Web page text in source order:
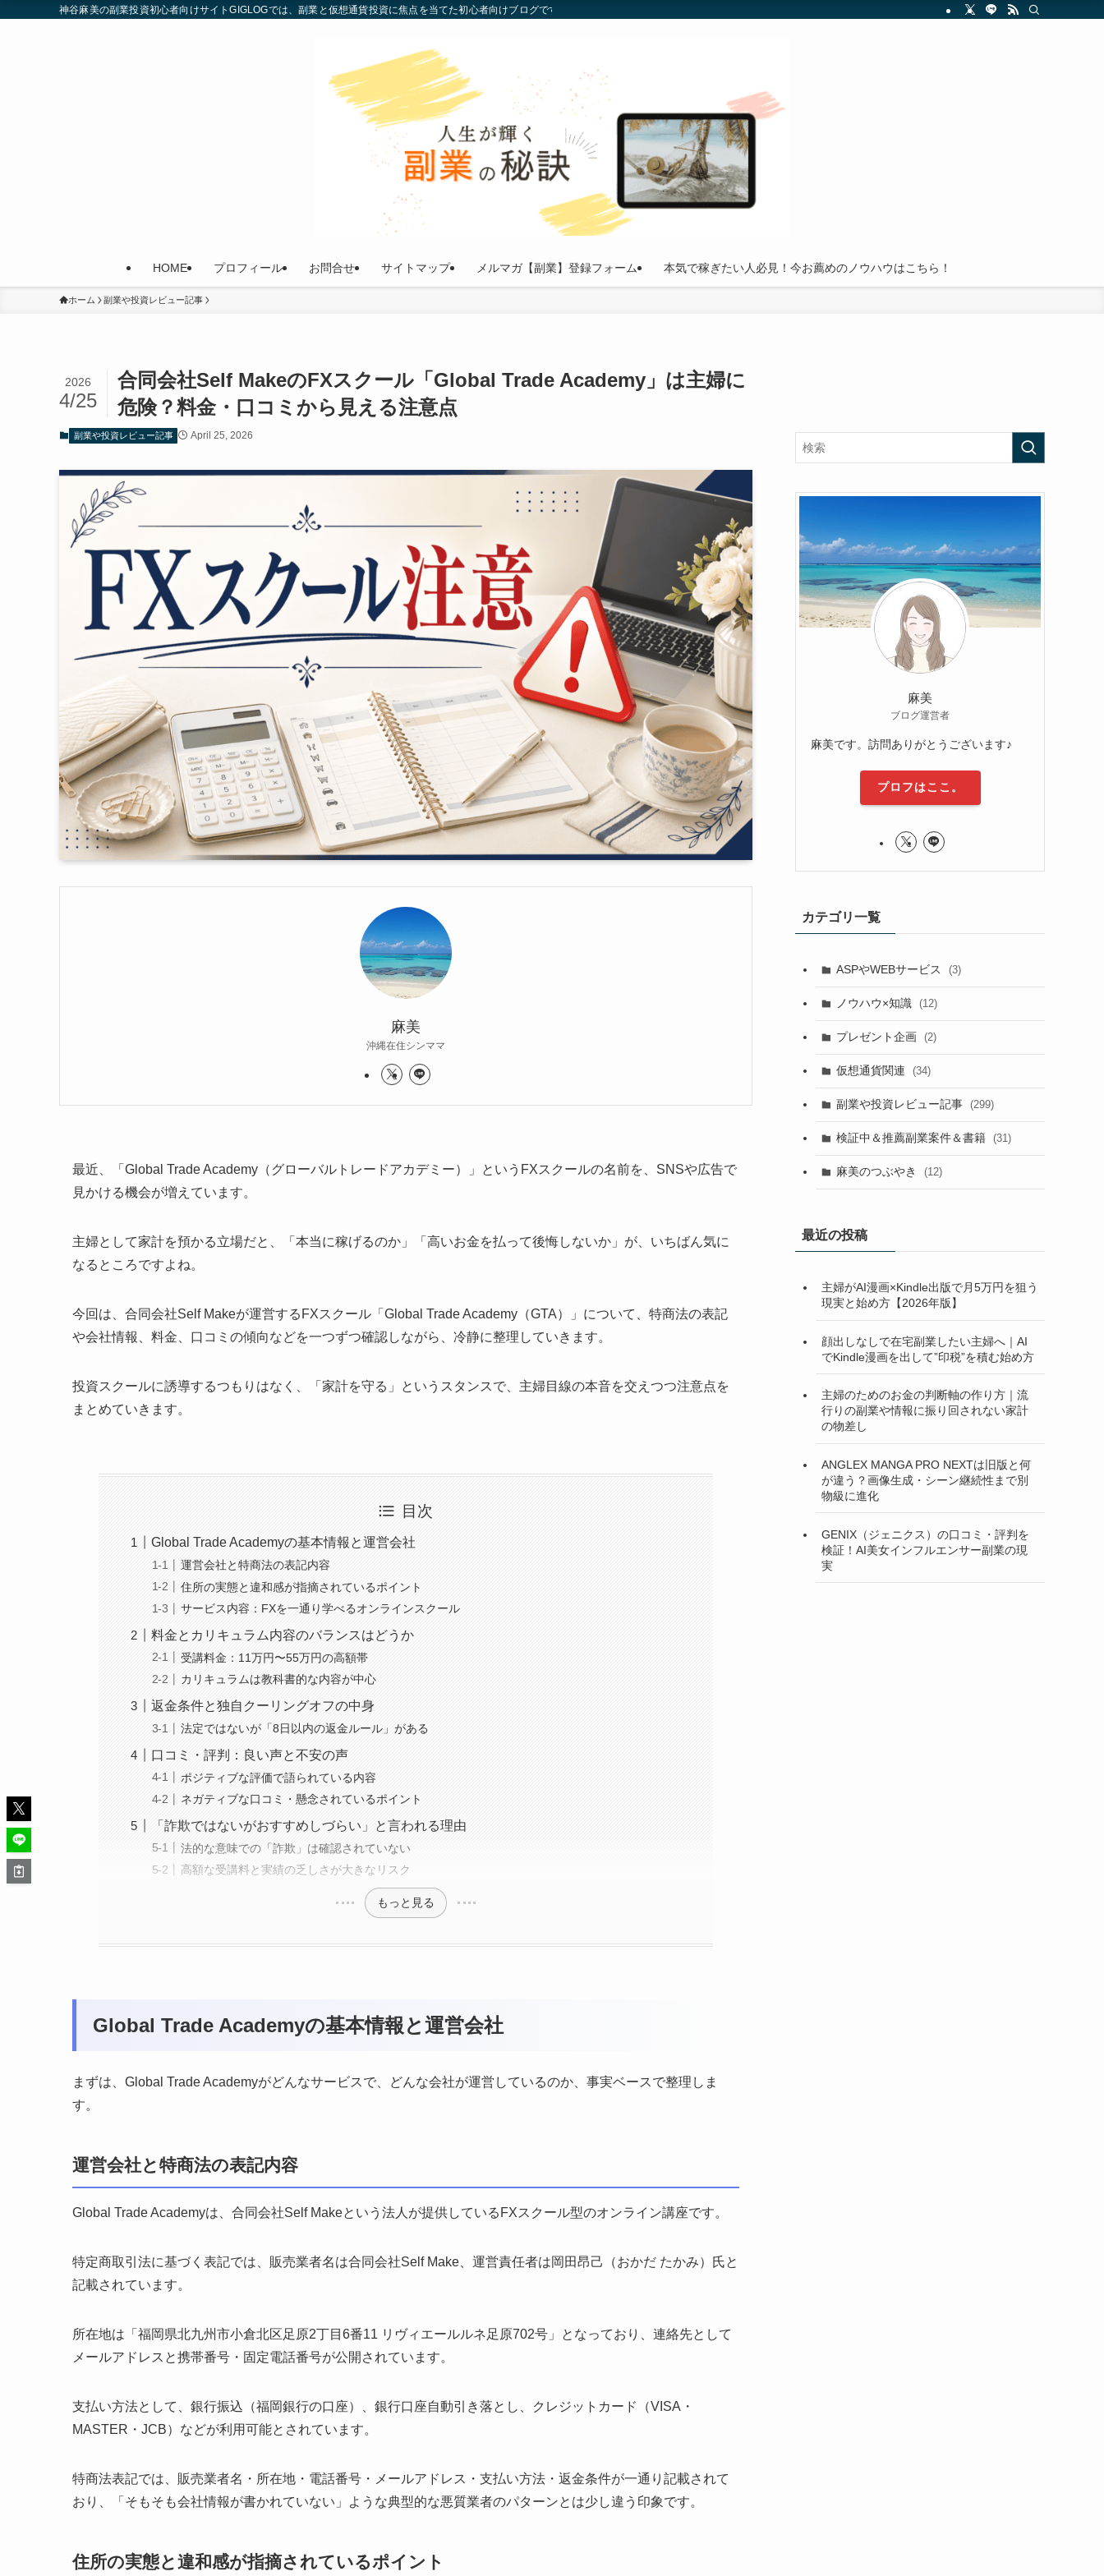
神谷麻美の副業投資初心者向けサイトGIGLOGでは、副業と仮想通貨投資に焦点を当てた初心者向けブログです。投資の基礎から最新トレンドまでを分かりやすく解説し、読者が副業投資の世界で成功を収めるための実践的アドバイ
HOME プロフィール お問合せ サイトマップ メルマガ【副業】登録フォーム 本気で稼ぎたい人必見！今お薦めのノウハウはこちら！
ホーム 副業や投資レビュー記事
合同会社Self MakeのFXスクール「Global Trade Academy」は主婦に
危険？料金・口コミから見える注意点
2026
4/25
副業や投資レビュー記事 April 25, 2026
麻美
沖縄在住シンママ
最近、「Global Trade Academy（グローバルトレードアカデミー）」というFXスクールの名前を、SNSや広告で
見かける機会が増えています。
主婦として家計を預かる立場だと、「本当に稼げるのか」「高いお金を払って後悔しないか」が、いちばん気に
なるところですよね。
今回は、合同会社Self Makeが運営するFXスクール「Global Trade Academy（GTA）」について、特商法の表記
や会社情報、料金、口コミの傾向などを一つずつ確認しながら、冷静に整理していきます。
投資スクールに誘導するつもりはなく、「家計を守る」というスタンスで、主婦目線の本音を交えつつ注意点を
まとめていきます。
目次
Global Trade Academyの基本情報と運営会社
運営会社と特商法の表記内容
住所の実態と違和感が指摘されているポイント
サービス内容：FXを一通り学べるオンラインスクール
料金とカリキュラム内容のバランスはどうか
受講料金：11万円〜55万円の高額帯
カリキュラムは教科書的な内容が中心
返金条件と独自クーリングオフの中身
法定ではないが「8日以内の返金ルール」がある
口コミ・評判：良い声と不安の声
ポジティブな評価で語られている内容
ネガティブな口コミ・懸念されているポイント
「詐欺ではないがおすすめしづらい」と言われる理由
法的な意味での「詐欺」は確認されていない
高額な受講料と実績の乏しさが大きなリスク
もっと見る
Global Trade Academyの基本情報と運営会社
まずは、Global Trade Academyがどんなサービスで、どんな会社が運営しているのか、事実ベースで整理しま
す。
運営会社と特商法の表記内容
Global Trade Academyは、合同会社Self Makeという法人が提供しているFXスクール型のオンライン講座です。
特定商取引法に基づく表記では、販売業者名は合同会社Self Make、運営責任者は岡田昂己（おかだ たかみ）氏と
記載されています。
所在地は「福岡県北九州市小倉北区足原2丁目6番11 リヴィエールルネ足原702号」となっており、連絡先として
メールアドレスと携帯番号・固定電話番号が公開されています。
支払い方法として、銀行振込（福岡銀行の口座）、銀行口座自動引き落とし、クレジットカード（VISA・
MASTER・JCB）などが利用可能とされています。
特商法表記では、販売業者名・所在地・電話番号・メールアドレス・支払い方法・返金条件が一通り記載されて
おり、「そもそも会社情報が書かれていない」ような典型的な悪質業者のパターンとは少し違う印象です。
住所の実態と違和感が指摘されているポイント
麻美
ブログ運営者
麻美です。訪問ありがとうございます♪
プロフはここ。
カテゴリ一覧
ASPやWEBサービス (3)
ノウハウ×知識 (12)
プレゼント企画 (2)
仮想通貨関連 (34)
副業や投資レビュー記事 (299)
検証中＆推薦副業案件＆書籍 (31)
麻美のつぶやき (12)
最近の投稿
主婦がAI漫画×Kindle出版で月5万円を狙う
現実と始め方【2026年版】
顔出しなしで在宅副業したい主婦へ｜AI
でKindle漫画を出して”印税”を積む始め方
主婦のためのお金の判断軸の作り方｜流
行りの副業や情報に振り回されない家計
の物差し
ANGLEX MANGA PRO NEXTは旧版と何
が違う？画像生成・シーン継続性まで別
物級に進化
GENIX（ジェニクス）の口コミ・評判を
検証！AI美女インフルエンサー副業の現
実